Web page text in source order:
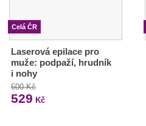
Celá ČR
Laserová epilace pro
muže: podpaží, hrudník
i nohy
600 Kč
529 Kč